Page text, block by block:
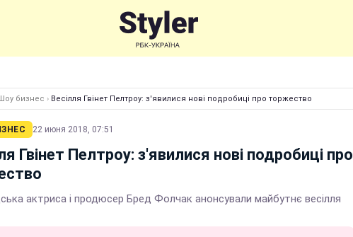
бизнес › Весілля Гвінет Пелтроу: з'явилися нові подробиці про торжество
22 июня 2018, 07:51
Гвінет Пелтроу: з'явилися нові подробиці про
актриса і продюсер Бред Фолчак анонсували майбутнє весілля